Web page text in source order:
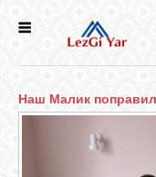
СЕЛА
Наш Малик